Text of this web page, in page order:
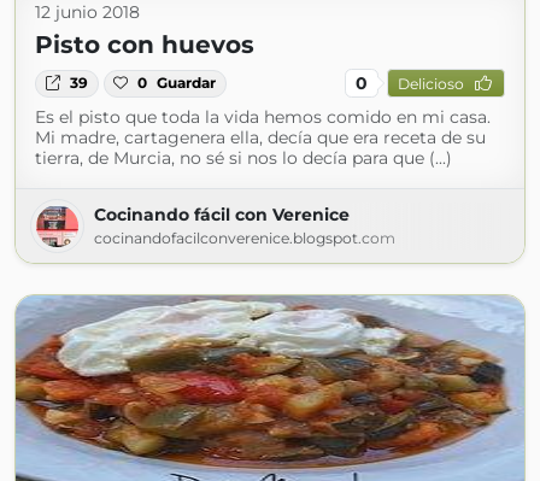
12 junio 2018
Pisto con huevos
39 0 Guardar 0 Delicioso
Es el pisto que toda la vida hemos comido en mi casa.
Mi madre, cartagenera ella, decía que era receta de su
tierra, de Murcia, no sé si nos lo decía para que (...)
Cocinando fácil con Verenice
cocinandofacilconverenice.blogspot.com